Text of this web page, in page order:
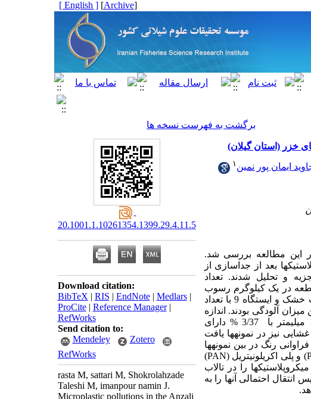
[
Archive
]
[ English ]
برگشت به فهرست نسخه ها
خزر (استان گیلان)
ایمان پور نمین ۱
این مطالعه بررسی شد.
بعد از جداسازی از
و تحلیل شدند. تعداد
در محدوده 282-14 قطعه در 100 گرم از رسوب خشک (2820-140 قطعه در یک کیلوگرم رسوب
282 قطعه میکروپلاستیک در 100 گرم رسوب خشک و ایستگاه 9 با تعداد
میزان آلودگی بودند. اندازه
تمامی میکروپلاستیک­ها در محدوده 5-3/0 میلی­متر بود. میکروپلاستیک­ها در اندازه 2-1 میلی­متر با 3/37 % دارای
نیز در نمونه­ها یافت
8/30 % و 4/26 % دارای بیشترین فراوانی رنگ در بین نمونه­ها
) و پلی اکریلونیتریل (PAN
)
را در تالاب
احتمالی آنها را به
20.1001.1.10261354.1399.29.4.11.5
Download citation:
BibTeX | RIS | EndNote| Medlars|
ProCite| Reference Manager|
RefWorks
Send citation to:
Mendeley
Zotero
RefWorks
rasta M, sattari M, Shokrolahzade
Taleshi M, imanpour namin J.
Microplastic pollutions in the Anzali